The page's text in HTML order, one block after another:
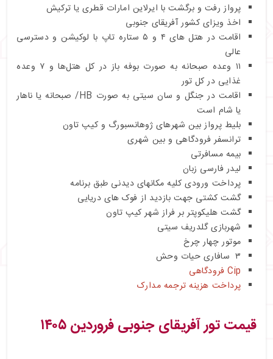
پرواز رفت و برگشت با ایرلاین امارات قطری یا ترکیش
اخذ ویزای کشور آفریقای جنوبی
اقامت در هتل های ۴ و ۵ ستاره تاپ با لوکیشن و دسترسی
عالی
۱۱ وعده صبحانه به صورت بوفه باز در کل هتل‌ها و ۷ وعده
غذایی در کل تور
اقامت در جنگل و سان سیتی به صورت HB/ صبحانه یا ناهار
یا شام است
بلیط پرواز بین شهرهای ژوهانسبورگ و کیپ تاون
ترانسفر فرودگاهی و بین شهری
بیمه مسافرتی
لیدر فارسی زبان
پرداخت ورودی کلیه مکانهای دیدنی طبق برنامه
گشت کشتی جهت بازدید از فوک های دریایی
گشت هلیکوپتر بر فراز شهر کیپ تاون
شهربازی گلدریف سیتی
موتور چهار چرخ
۳ سافاری حیات وحش
Cip فرودگاهی
پرداخت هزینه ترجمه مدارک
قیمت تور آفریقای جنوبی فروردین ۱۴۰۵